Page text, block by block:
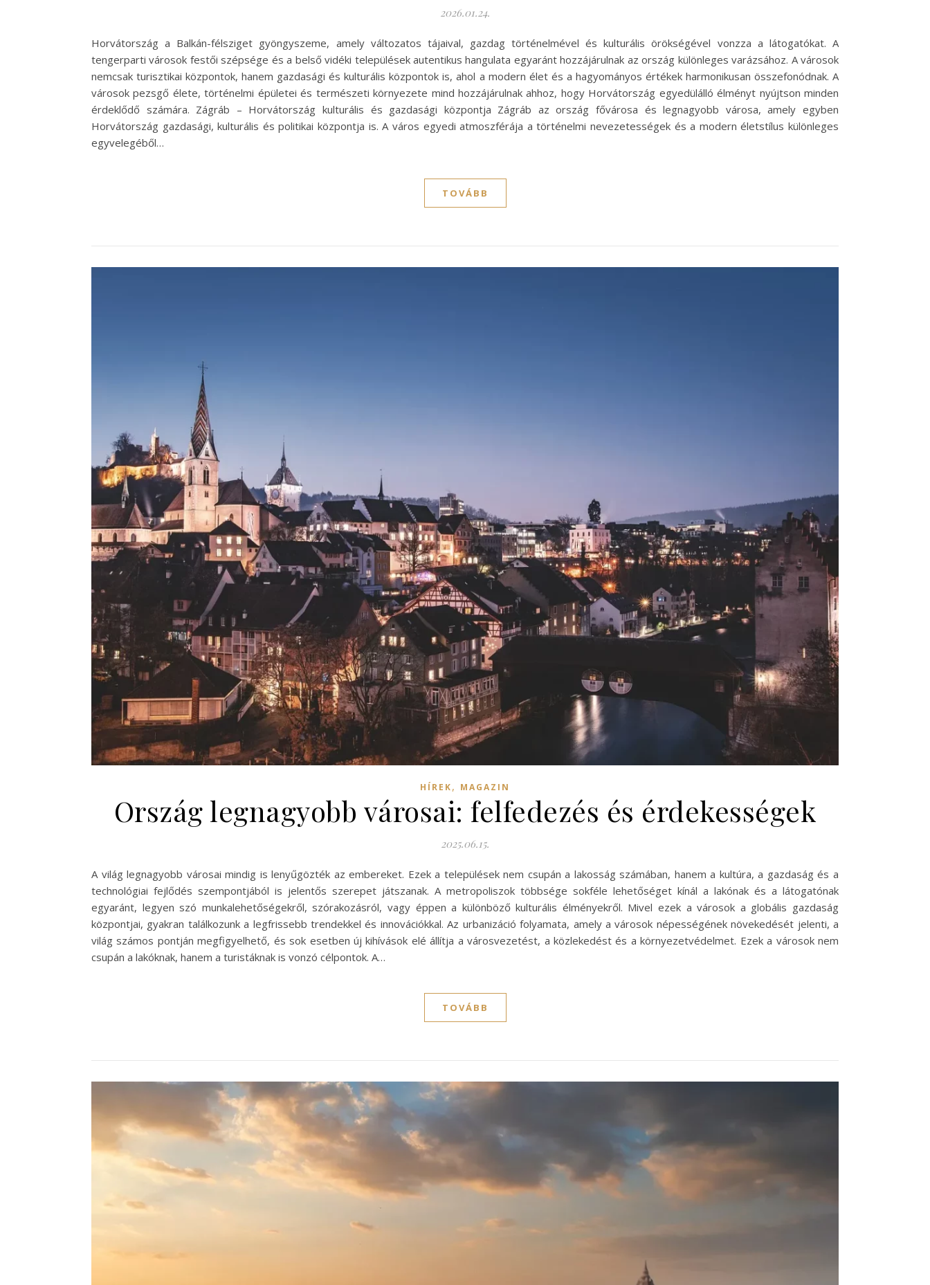
2026.01.24.
Horvátország a Balkán-félsziget gyöngyszeme, amely változatos tájaival, gazdag történelmével és kulturális örökségével vonzza a látogatókat. A
tengerparti városok festői szépsége és a belső vidéki települések autentikus hangulata egyaránt hozzájárulnak az ország különleges varázsához. A városok
nemcsak turisztikai központok, hanem gazdasági és kulturális központok is, ahol a modern élet és a hagyományos értékek harmonikusan összefonódnak. A
városok pezsgő élete, történelmi épületei és természeti környezete mind hozzájárulnak ahhoz, hogy Horvátország egyedülálló élményt nyújtson minden
érdeklődő számára. Zágráb – Horvátország kulturális és gazdasági központja Zágráb az ország fővárosa és legnagyobb városa, amely egyben
Horvátország gazdasági, kulturális és politikai központja is. A város egyedi atmoszférája a történelmi nevezetességek és a modern életstílus különleges
egyvelegéből…
TOVÁBB
HÍREK, MAGAZIN
Ország legnagyobb városai: felfedezés és érdekességek
2025.06.15.
A világ legnagyobb városai mindig is lenyűgözték az embereket. Ezek a települések nem csupán a lakosság számában, hanem a kultúra, a gazdaság és a
technológiai fejlődés szempontjából is jelentős szerepet játszanak. A metropoliszok többsége sokféle lehetőséget kínál a lakónak és a látogatónak
egyaránt, legyen szó munkalehetőségekről, szórakozásról, vagy éppen a különböző kulturális élményekről. Mivel ezek a városok a globális gazdaság
központjai, gyakran találkozunk a legfrissebb trendekkel és innovációkkal. Az urbanizáció folyamata, amely a városok népességének növekedését jelenti, a
világ számos pontján megfigyelhető, és sok esetben új kihívások elé állítja a városvezetést, a közlekedést és a környezetvédelmet. Ezek a városok nem
csupán a lakóknak, hanem a turistáknak is vonzó célpontok. A…
TOVÁBB